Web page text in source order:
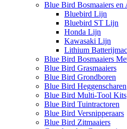
Blue Bird Bosmaaiers en
Bluebird Lijn
Bluebird ST Lijn
Honda Lijn
Kawasaki Lijn
Lithium
Blue Bird Bosmaaiers
Blue Bird Grasmaaiers
Blue Bird Grondboren
Blue Bird Heggenscharen
Blue Bird Multi-Tool Kits
Blue Bird Tuintractoren
Blue Bird Versnipperaars
Blue Bird Zitmaaiers